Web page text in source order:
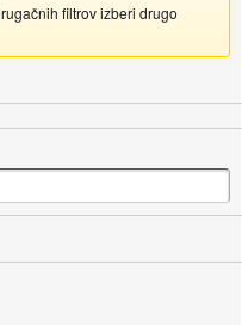
filtrov izberi drugo